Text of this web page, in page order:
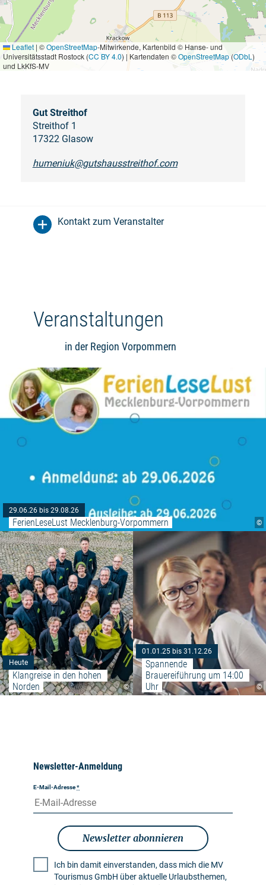
Leaflet | ©OpenStreetMap-Mitwirkende, Kartenbild © Hanse- und
Universitätsstadt Rostock (CC BY 4.0) | Kartendaten ©OpenStreetMap (ODbL )
und LkKfS-MV
Gut Streithof
Streithof 1
17322 Glasow
humeniuk@gutshausstreithof.com
Kontakt zum Veranstalter
Veranstaltungen
in der Region Vorpommern
©
29.06.26 bis 29.08.26
FerienLeseLust Mecklenburg-Vorpommern
©
Heute
Klangreise in den hohen
Norden
Weiterlesen: "Klangreise in den
©
01.01.25 bis 31.12.26
Spannende
Brauereiführung um 14:00
Uhr
Newsletter-Anmeldung
E-Mail-Adresse*
Newsletter abonnieren
Ich bin damit einverstanden, dass mich die MV
Tourismus GmbH über aktuelle Urlaubsthemen,